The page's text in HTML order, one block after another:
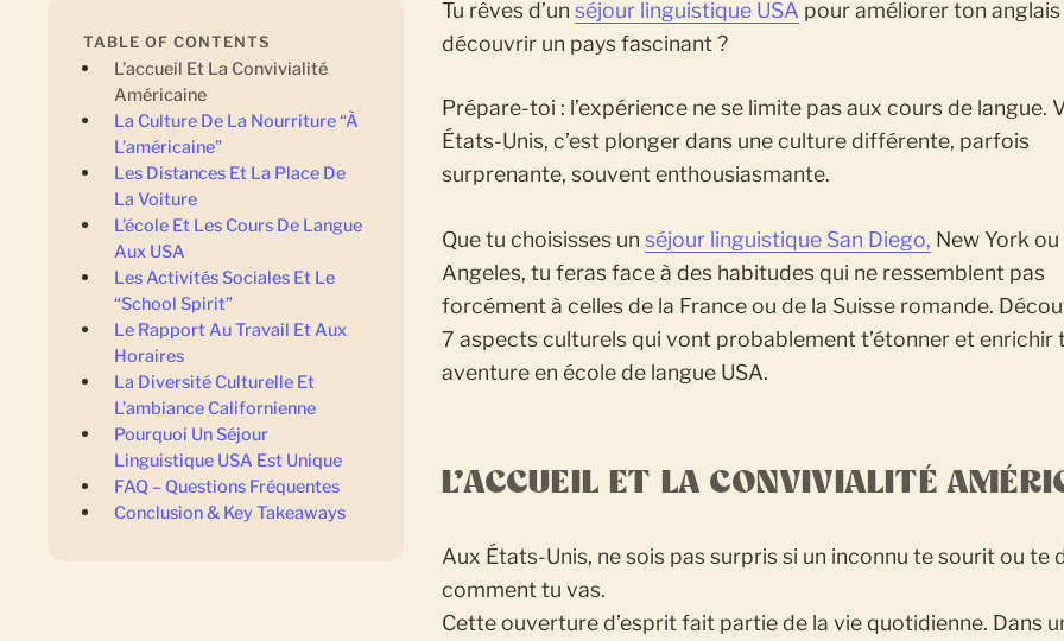
TABLE OF CONTENTS
L’accueil Et La Convivialité
Américaine
La Culture De La Nourriture “à
L’américaine”
Les Distances Et La Place De
La Voiture
L’école Et Les Cours De Langue
Aux USA
‍Les Activités Sociales Et Le
“school Spirit”
Le Rapport Au Travail Et Aux
Horaires
La Diversité Culturelle Et
L’ambiance Californienne
Pourquoi Un Séjour
Linguistique USA Est Unique
FAQ – Questions Fréquentes
Conclusion & Key Takeaways
Tu rêves d’unséjour linguistique USA pour améliorer ton
découvrir un pays fascinant ?
Prépare-toi : l’expérience ne se limite pas aux cours de langue.
États-Unis, c’est plonger dans une culture différente, parfois
surprenante, souvent enthousiasmante.
Que tu choisisses unséjour linguistique San Diego, New York
Angeles, tu feras face à des habitudes qui ne ressemblent pas
forcément à celles de la France ou de la Suisse romande.
7 aspects culturels qui vont probablement t’étonner et enrichir
aventure en école de langue USA.
L’ACCUEIL ET LA CONVIVIALITÉ
Aux États-Unis, ne sois pas surpris si un inconnu te sourit ou te
comment tu vas.
Cette ouverture d’esprit fait partie de la vie quotidienne. Dans